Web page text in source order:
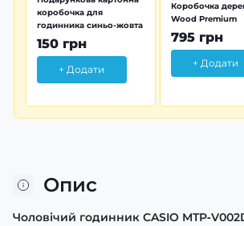
коробочка для
годинника синьо-жовта
150 грн
+ Додати
Коробочка
Wood Premium
795 грн
+ Додати
Опис
Чоловічий годинник CASIO